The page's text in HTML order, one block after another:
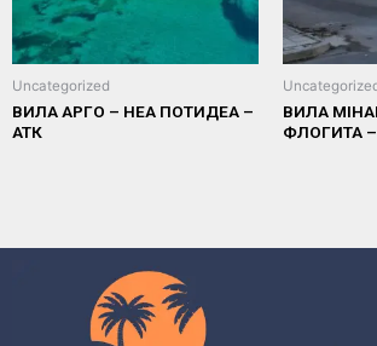
Uncategorized
ВИЛА АРГО – НЕА ПОТИДЕА –
АТК
ВИЛА
ФЛОГИТА –